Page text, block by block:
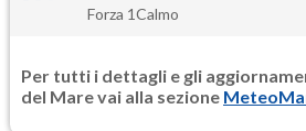
Forza 1Calmo
Per tutti i dettagli e gli
del Mare vai alla sezione